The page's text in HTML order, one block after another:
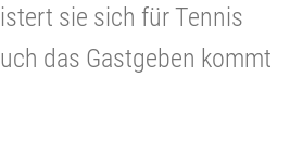
sie sich für Tennis
das Gastgeben kommt